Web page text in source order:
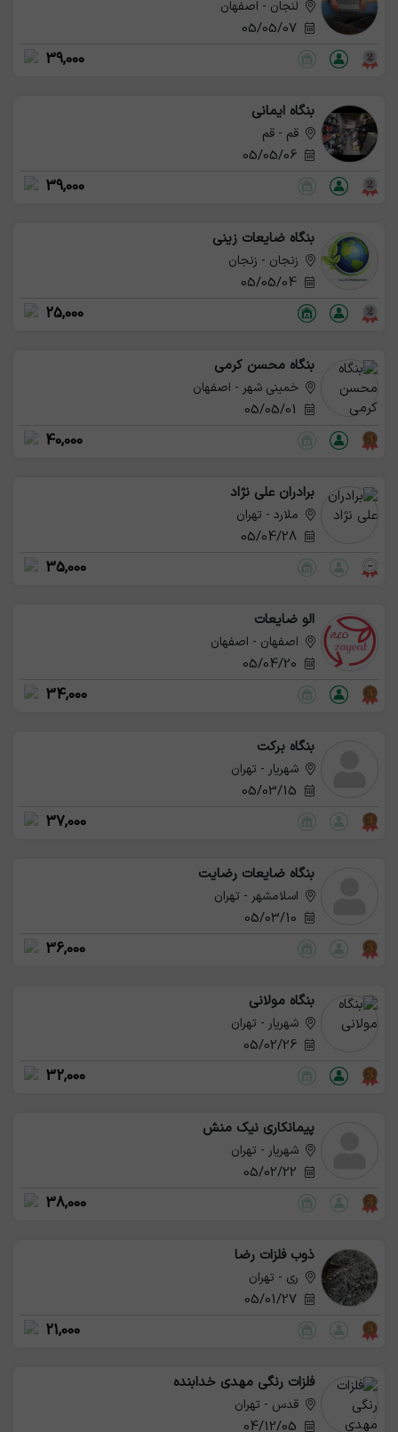
لنجان - اصفهان
05/05/07
39,000
بنگاه ایمانی
قم - قم
05/05/06
39,000
بنگاه ضایعات زینی
زنجان - زنجان
05/05/04
25,000
بنگاه محسن کرمی
خمینی شهر - اصفهان
40,000
برادران علی نژاد
ملارد - تهران
05/04/28
35,000
الو ضایعات
اصفهان - اصفهان
34,000
بنگاه برکت
شهریار - تهران
37,000
بنگاه ضایعات رضایت
اسلامشهر - تهران
36,000
بنگاه مولانی
شهریار - تهران
05/02/26
32,000
پیمانکاری نیک منش
شهریار - تهران
38,000
ذوب فلزات رضا
ری - تهران
05/01/27
21,000
فلزات رنگی مهدی خدابنده
قدس - تهران